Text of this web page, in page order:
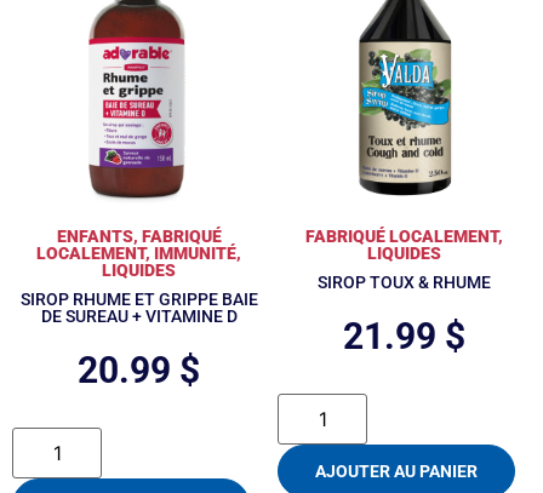
ENFANTS, FABRIQUÉ
LOCALEMENT, IMMUNITÉ,
LIQUIDES
SIROP RHUME ET GRIPPE BAIE
DE SUREAU + VITAMINE D
20.99 $
FABRIQUÉ LOCALEMENT,
LIQUIDES
SIROP TOUX & RHUME
21.99 $
AJOUTER AU PANIER